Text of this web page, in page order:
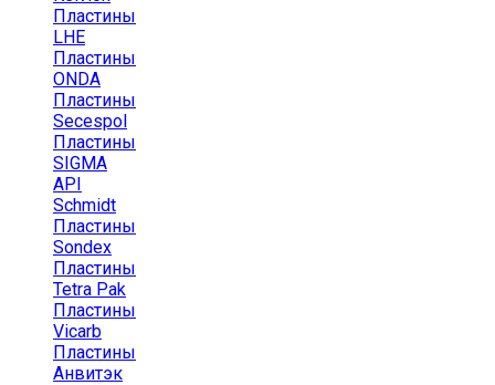
Пластины
LHE
Пластины
ONDA
Пластины
Secespol
Пластины
SIGMA
API
Schmidt
Пластины
Sondex
Пластины
Tetra Pak
Пластины
Vicarb
Пластины
Анвитэк